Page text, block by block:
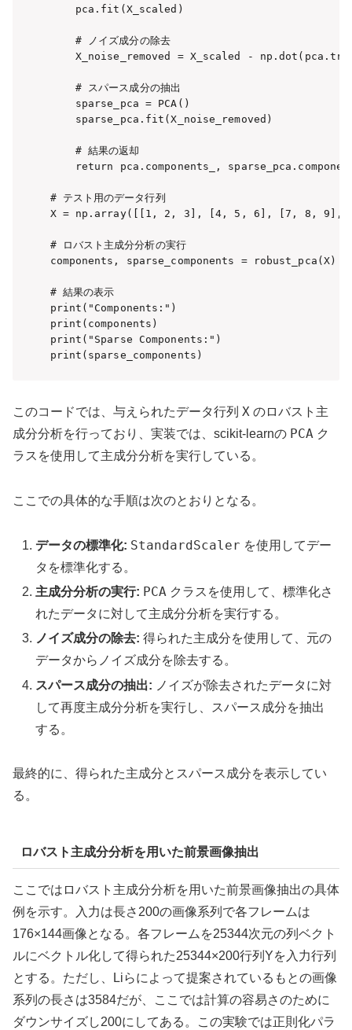
    pca.fit(X_scaled)
    # ノイズ成分の除去
X_noise_removed = X_scaled -
    # スパース成分の抽出
    sparse_pca = PCA()
    sparse_pca.fit(X_noise_removed)
    # 結果の返却
return pca.components_,
# テスト用のデータ行列
X = np.array([[1, 2, 3], [4, 5, 6], [7, 8, 9],
# ロバスト主成分分析の実行
components, sparse_components = robust_pca(X)
# 結果の表示
print("Components:")
print(components)
print("Sparse Components:")
print(sparse_components)
このコードでは、与えられたデータ行列 X のロバスト主
成分分析を行っており、実装では、scikit-learnの PCA ク
ラスを使用して主成分分析を実行している。
ここでの具体的な手順は次のとおりとなる。
データの標準化: StandardScaler を使用してデー
タを標準化する。
主成分分析の実行: PCA クラスを使用して、標準化さ
れたデータに対して主成分分析を実行する。
ノイズ成分の除去: 得られた主成分を使用して、元の
データからノイズ成分を除去する。
スパース成分の抽出: ノイズが除去されたデータに対
して再度主成分分析を実行し、スパース成分を抽出
する。
最終的に、得られた主成分とスパース成分を表示してい
る。
ロバスト主成分分析を用いた前景画像抽出
ここではロバスト主成分分析を用いた前景画像抽出の具体
例を示す。入力は長さ200の画像系列で各フレームは
176×144画像となる。各フレームを25344次元の列ベクト
ルにベクトル化して得られた25344×200行列Yを入力行列
とする。ただし、Liらによって提案されているもとの画像
系列の長さは3584だが、ここでは計算の容易さのために
ダウンサイズし200にしてある。この実験では正則化パラ